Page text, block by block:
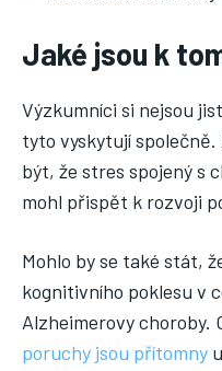
Jaké jsou k
Výzkumníci si nejsou
tyto vyskytují společně.
být, že stres spojený s
mohl přispět k rozvoji
Mohlo by se také stát,
kognitivního poklesu v
Alzheimerovy choroby.
poruchy jsou přítomny